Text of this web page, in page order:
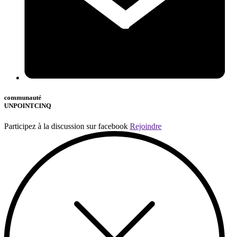
communauté
UNPOINTCINQ
Participez à la discussion sur facebook Rejoindre